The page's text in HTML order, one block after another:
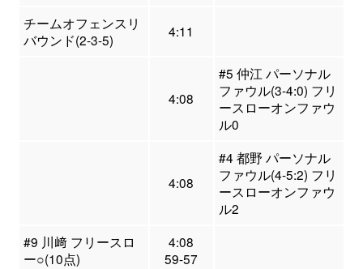
チームオフェンスリ
バウンド(2-3-5)
4:11
4:08
#5 仲江 パーソナル
ファウル(3-4:0) フリ
ースローオンファウ
ル0
4:08
#4 都野 パーソナル
ファウル(4-5:2) フリ
ースローオンファウ
ル2
#9 川﨑 フリースロ
ー○(10点)
4:08
59-57